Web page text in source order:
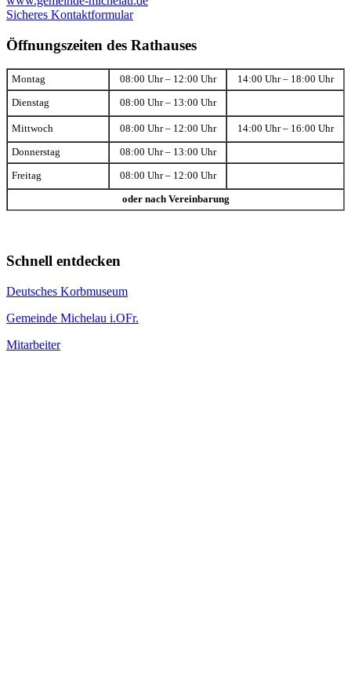
Sicheres Kontaktformular
Öffnungszeiten des Rathauses
Montag 08:00 Uhr – 12:00 Uhr 14:00 Uhr – 18:00 Uhr
Dienstag 08:00 Uhr – 13:00 Uhr
Mittwoch 08:00 Uhr – 12:00 Uhr 14:00 Uhr – 16:00 Uhr
Donnerstag 08:00 Uhr – 13:00 Uhr
Freitag 08:00 Uhr – 12:00 Uhr
oder nach Vereinbarung
Schnell entdecken
Deutsches Korbmuseum
Gemeinde Michelau i.OFr.
Mitarbeiter